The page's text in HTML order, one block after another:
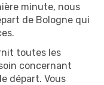
minute, nous
de Bologne qui
toutes les
concernant
départ. Vous